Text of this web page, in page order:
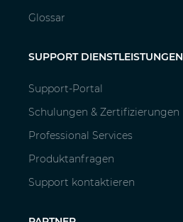
Glossar
SUPPORT DIENSTLEISTUNGEN
Support-Portal
Schulungen & Zertifizierungen
Professional Services
Produktanfragen
Support kontaktieren